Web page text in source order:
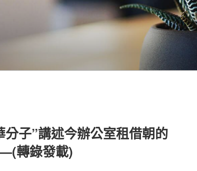
分子”講述今辦公室租借朝的
轉錄發載)